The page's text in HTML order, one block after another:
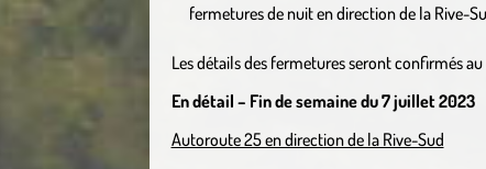
fermetures de nuit en direction de la Rive-
Les détails des fermetures seront confirmés
En détail – Fin de semaine du 7 juillet 2023
Autoroute 25 en direction de la Rive-Sud